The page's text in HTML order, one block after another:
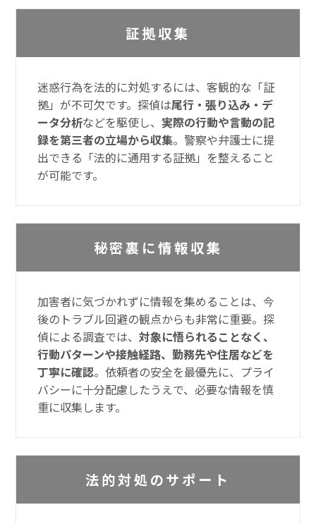
証拠収集
迷惑行為を法的に対処するには、客観的な「証
拠」が不可欠です。探偵は尾行・張り込み・デ
ータ分析などを駆使し、 実際の行動や言動の記
録を第三者の立場から収集。警察や弁護士に提
出できる「法的に通用する証拠」を整えること
が可能です。
秘密裏に情報収集
加害者に気づかれずに情報を集めることは、今
後のトラブル回避の観点からも非常に重要。探
偵による調査では、対象に悟られることなく、
行動パターンや接触経路、勤務先や住居などを
丁寧に確認。依頼者の安全を最優先に、プライ
バシーに十分配慮したうえで、必要な情報を慎
重に収集します。
法的対処のサポート